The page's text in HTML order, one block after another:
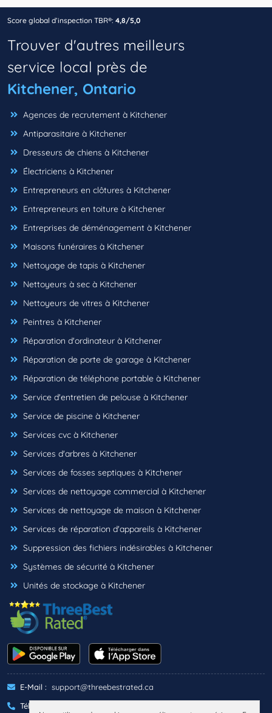
Score global d’inspection TBR®: 4,8/5,0
Trouver d'autres meilleurs
service local près de
Kitchener, Ontario
Agences de recrutement à Kitchener
Antiparasitaire à Kitchener
Dresseurs de chiens à Kitchener
Électriciens à Kitchener
Entrepreneurs en clôtures à Kitchener
Entrepreneurs en toiture à Kitchener
Entreprises de déménagement à Kitchener
Maisons funéraires à Kitchener
Nettoyage de tapis à Kitchener
Nettoyeurs à sec à Kitchener
Nettoyeurs de vitres à Kitchener
Peintres à Kitchener
Réparation d'ordinateur à Kitchener
Réparation de porte de garage à Kitchener
Réparation de téléphone portable à Kitchener
Service d'entretien de pelouse à Kitchener
Service de piscine à Kitchener
Services cvc à Kitchener
Services d'arbres à Kitchener
Services de fosses septiques à Kitchener
Services de nettoyage commercial à Kitchener
Services de nettoyage de maison à Kitchener
Services de réparation d'appareils à Kitchener
Suppression des fichiers indésirables à Kitchener
Systèmes de sécurité à Kitchener
Unités de stockage à Kitchener
E-Mail : support@threebestrated.ca
Téléphone :